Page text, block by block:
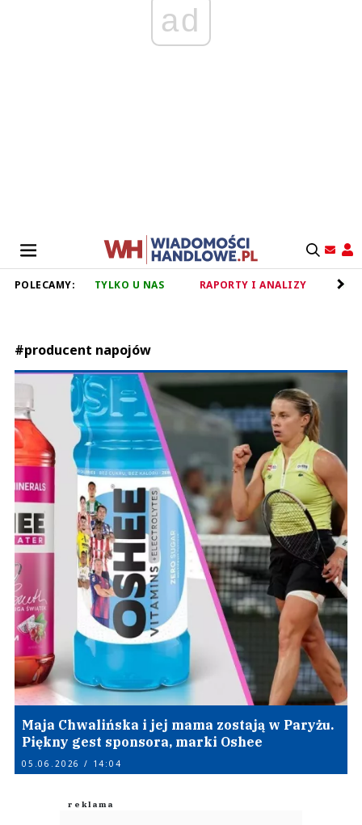
ad
POLECAMY: TYLKO U NAS RAPORTY I ANALIZY
#producent napojów
Maja Chwalińska i jej mama zostają w Paryżu.
Piękny gest sponsora, marki Oshee
05.06.2026 / 14:04